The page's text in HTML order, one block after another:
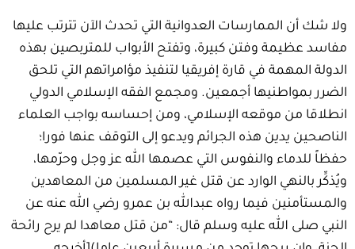
ولا شك أن الممارسات العدوانية التي تحدث الآن تترتب عليها
مفاسد عظيمة وفتن كبيرة، وتفتح الأبواب للمتربصين بهذه
الدولة المهمة في قارة إفريقيا لتنفيذ مؤامراتهم التي تلحق
الضرر بمواطنيها أجمعين. ومجمع الفقه الإسلامي الدولي
انطلاقا من موقعه الإسلامي، ومن إحساسه بواجب العلماء
الناصحين يدين هذه الجرائم ويدعو إلى التوقف عنها فورا؛
حفظاً للدماء والنفوس التي عصمها الله عز وجل وحرّمها،
ويُذكِّر بالنهي الوارد عن قتل غير المسلمين من المعاهدين
والمستأمنين فيما رواه عبدالله بن عمرو رضي الله عنه عن
النبي صلى الله عليه وسلم قال: “من قتل معاهدا لم يرح رائحة